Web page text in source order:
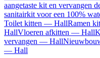
aangetaste kit en vervangen
sanitairkit voor een 100%
Toilet kitten — HallRamen
HallVloeren afkitten — Hall
vervangen — Hall
— Hall